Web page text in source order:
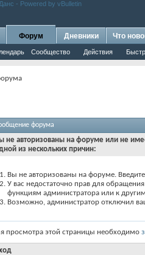
Форум
Сообщество Действия
Дневники Что
форума
не авторизованы на форуме или не
из нескольких причин:
Вы не авторизованы на форуме.
У вас недостаточно прав для
функциям администратора или к
Возможно, администратор отключил
просмотра этой страницы необходимо